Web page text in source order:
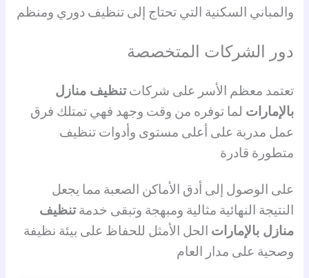
والمباني السكنية التي تحتاج إلى تنظيف دوري ومنظم
دور الشركات المتخصصة
تعتمد معظم الأسر على شركاتتنظيف منازل
بالإمارات لما توفره من وقت وجهد فهي تمتلك فرق
عمل مدربة على أعلى مستوى وأدوات تنظيف
متطورة قادرة
على الوصول إلى أدق الأماكن الصعبة مما يجعل
النتيجة النهائية مثالية ومبهجة وتبقى خدمةتنظيف
منازل بالإمارات الحل الأمثل للحفاظ على بيئة نظيفة
وصحية على مدار العام